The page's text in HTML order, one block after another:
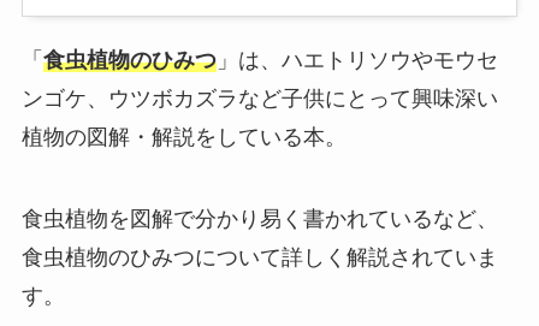
「 食虫植物のひみつ」は、ハエトリソウやモウセ
ンゴケ、ウツボカズラなど子供にとって興味深い
植物の図解・解説をしている本。
食虫植物を図解で分かり易く書かれているなど、
食虫植物のひみつについて詳しく解説されていま
す。